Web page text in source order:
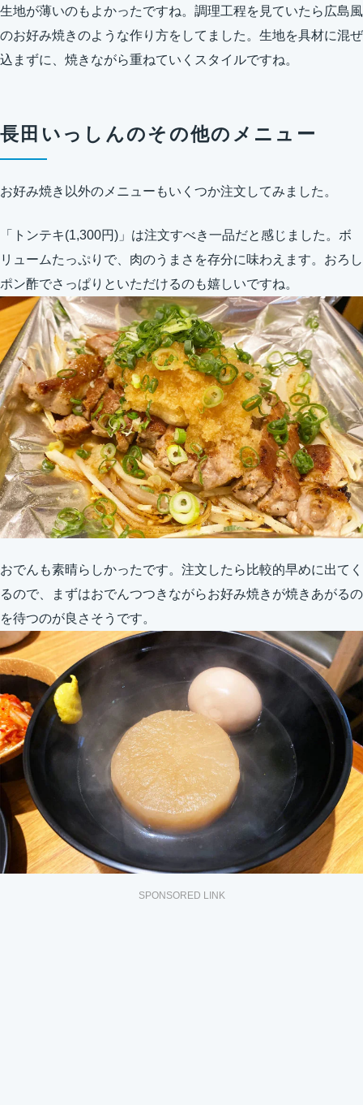
生地が薄いのもよかったですね。調理工程を見ていたら広島風
のお好み焼きのような作り方をしてました。生地を具材に混ぜ
込まずに、焼きながら重ねていくスタイルですね。
長田いっしんのその他のメニュー
お好み焼き以外のメニューもいくつか注文してみました。
「トンテキ(1,300円)」は注文すべき一品だと感じました。ボ
リュームたっぷりで、肉のうまさを存分に味わえます。おろし
ポン酢でさっぱりといただけるのも嬉しいですね。
おでんも素晴らしかったです。注文したら比較的早めに出てく
るので、まずはおでんつつきながらお好み焼きが焼きあがるの
を待つのが良さそうです。
SPONSORED LINK